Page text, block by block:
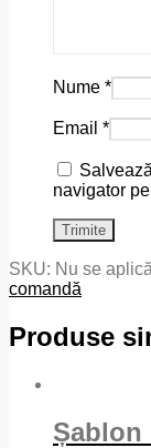
Nume *
Email *
navigator
SKU: Nu se aplică
comandă
Produse
Șablon